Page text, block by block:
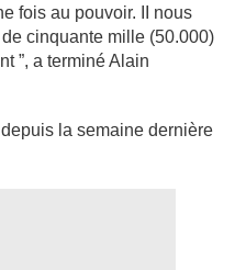
fois au pouvoir. II nous
cinquante mille (50.000)
”, a terminé Alain
la semaine dernière